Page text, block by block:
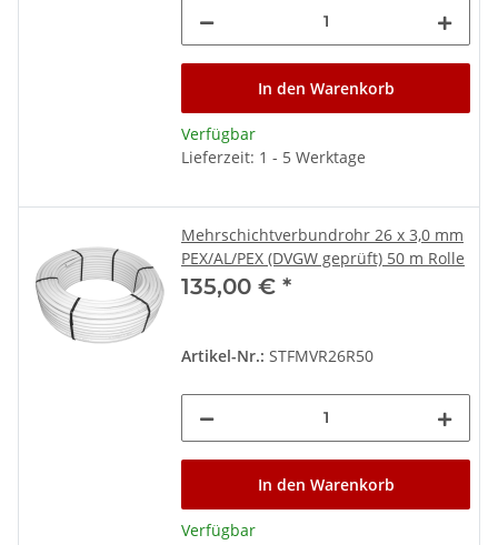
In den Warenkorb
Verfügbar
Lieferzeit: 1 - 5 Werktage
Mehrschichtverbundrohr 26 x 3,0 mm
PEX/AL/PEX (DVGW geprüft) 50 m Rolle
135,00 € *
Artikel-Nr.: STFMVR26R50
In den Warenkorb
Verfügbar